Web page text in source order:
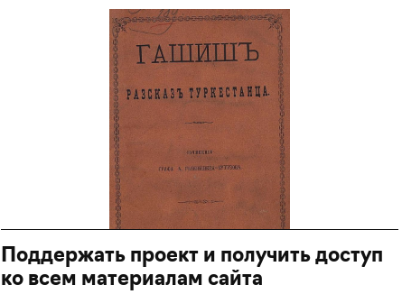
Поддержать проект и получить доступ
ко всем материалам сайта